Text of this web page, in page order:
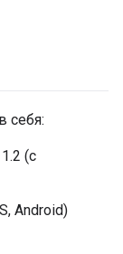
себя:
(с
Android)